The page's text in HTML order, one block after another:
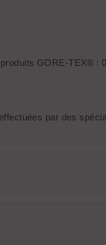
GORE-TEX® :
par des